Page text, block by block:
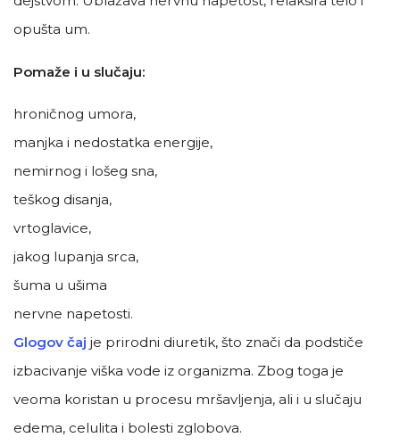
opušta um.
Pomaže i u slučaju:
hroničnog umora,
manjka i nedostatka energije,
nemirnog i lošeg sna,
teškog disanja,
vrtoglavice,
jakog lupanja srca,
šuma u ušima
nervne napetosti.
Glogov čaj je prirodni diuretik, što znači da podstiče
izbacivanje viška vode iz organizma. Zbog toga je
veoma koristan u procesu mršavljenja, ali i u slučaju
edema, celulita i bolesti zglobova.